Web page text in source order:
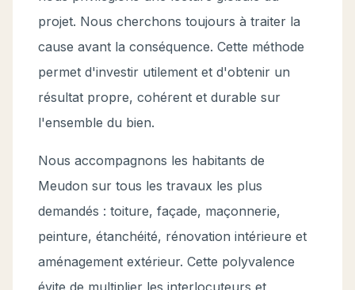
projet. Nous cherchons toujours à traiter la
cause avant la conséquence. Cette méthode
permet d'investir utilement et d'obtenir un
résultat propre, cohérent et durable sur
l'ensemble du bien.
Nous accompagnons les habitants de
Meudon sur tous les travaux les plus
demandés : toiture, façade, maçonnerie,
peinture, étanchéité, rénovation intérieure et
aménagement extérieur. Cette polyvalence
évite de multiplier les interlocuteurs et